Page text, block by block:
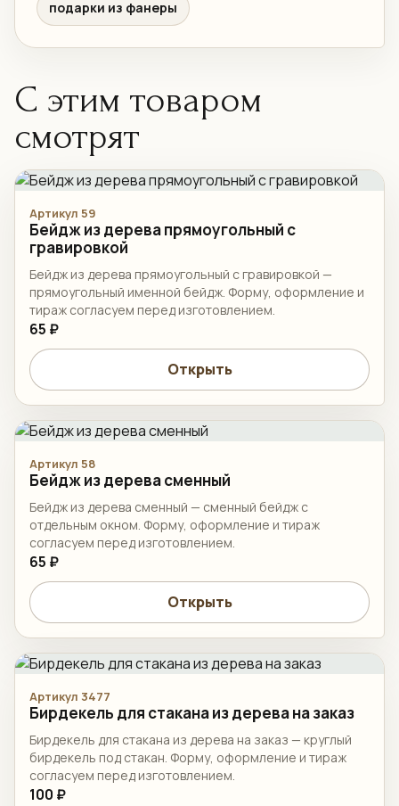
подарки из фанеры
С этим товаром
смотрят
Артикул 59
Бейдж из дерева прямоугольный с
гравировкой
Бейдж из дерева прямоугольный с гравировкой —
прямоугольный именной бейдж. Форму, оформление и
тираж согласуем перед изготовлением.
65 ₽
Открыть
Артикул 58
Бейдж из дерева сменный
Бейдж из дерева сменный — сменный бейдж с
отдельным окном. Форму, оформление и тираж
согласуем перед изготовлением.
65 ₽
Открыть
Артикул 3477
Бирдекель для стакана из дерева на заказ
Бирдекель для стакана из дерева на заказ — круглый
бирдекель под стакан. Форму, оформление и тираж
согласуем перед изготовлением.
100 ₽